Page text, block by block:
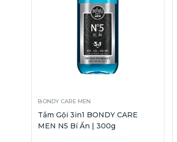
BONDY CARE MEN
Tắm Gội 3in1 BONDY CARE
MEN N5 Bí Ẩn | 300g